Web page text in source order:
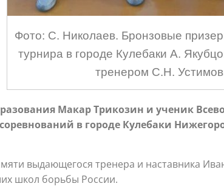
Фото: С. Николаев. Бронзовые
турнира в городе Кулебаки А.
тренером С.Н.
Макар Трикозин и ученик
в городе Кулебаки
выдающегося тренера и наставника
школ борьбы России.